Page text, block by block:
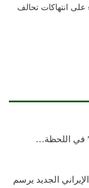
انتهاكات تحالف
في اللحظة…
الجديد يرسم